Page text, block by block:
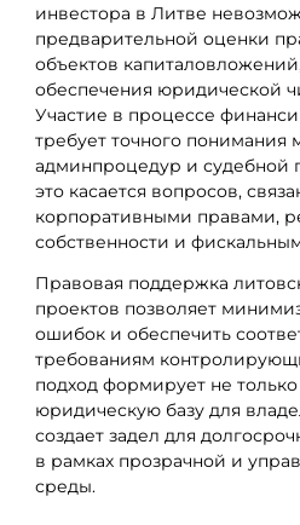
инвестора в Литве
предварительной оценки
объектов
обеспечения юридической
Участие в процессе
требует точного понимания
админпроцедур и судебной
это касается вопросов,
корпоративными правами,
собственности и
Правовая поддержка
проектов позволяет
ошибок и обеспечить
требованиям
подход формирует не
юридическую базу для
создает задел для
в рамках прозрачной и
среды.